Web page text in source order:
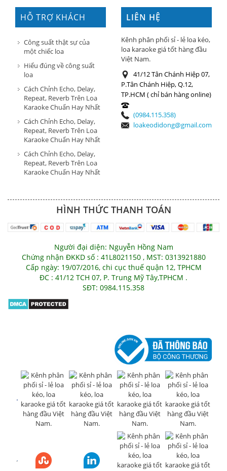
HỖ TRỢ KHÁCH
HÀNG
Công suất thật sự của
một chiếc loa
Hiểu đúng về công suất
loa
Cách Chỉnh Echo, Delay,
Repeat, Reverb Trên Loa
Karaoke Chuẩn Hay Nhất
Cách Chỉnh Echo, Delay,
Repeat, Reverb Trên Loa
Karaoke Chuẩn Hay Nhất
Cách Chỉnh Echo, Delay,
Repeat, Reverb Trên Loa
Karaoke Chuẩn Hay Nhất
LIÊN HỆ
Kênh phân phối sỉ - lẻ loa kéo,
loa karaoke giá tốt hàng đầu
Việt Nam.
41/12 Tân Chánh Hiệp 07,
P.Tân Chánh Hiệp, Q.12,
TP.HCM ( chỉ bán hàng online)
(0984.115.358)
loakeodidong@gmail.com
HÌNH THỨC THANH TOÁN
Người đại diện: Nguyễn Hồng Nam
Chứng nhận ĐKKD số : 41L8021150 , MST: 0313921880
Cấp ngày: 19/07/2016, chi cục thuế quận 12, TPHCM
ĐC : 41/12 TCH 07, P. Trung Mỹ Tây,TPHCM .
SĐT: 0984.115.358